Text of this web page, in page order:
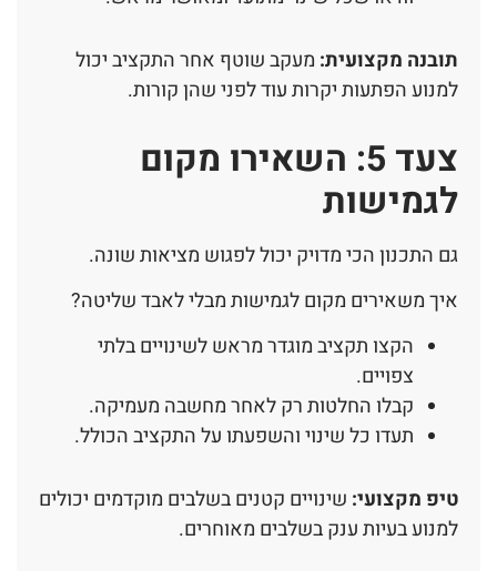
תובנה מקצועית: מעקב שוטף אחר התקציב יכול
למנוע הפתעות יקרות עוד לפני שהן קורות.
צעד 5: השאירו מקום
לגמישות
גם התכנון הכי מדויק יכול לפגוש מציאות שונה.
איך משאירים מקום לגמישות מבלי לאבד שליטה?
הקצו תקציב מוגדר מראש לשינויים בלתי
צפויים.
קבלו החלטות רק לאחר מחשבה מעמיקה.
תעדו כל שינוי והשפעתו על התקציב הכולל.
טיפ מקצועי: שינויים קטנים בשלבים מוקדמים יכולים
למנוע בעיות ענק בשלבים מאוחרים.